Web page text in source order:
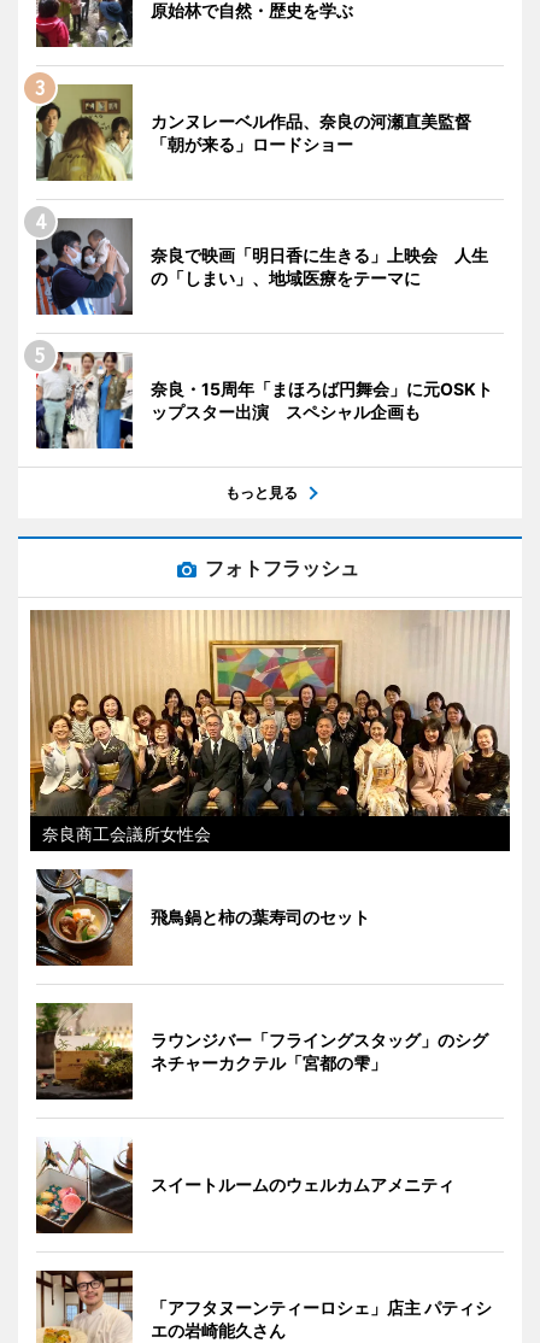
原始林で自然・歴史を学ぶ
カンヌレーベル作品、奈良の河瀬直美監督
「朝が来る」ロードショー
奈良で映画「明日香に生きる」上映会 人生
の「しまい」、地域医療をテーマに
奈良・15周年「まほろば円舞会」に元OSKト
ップスター出演 スペシャル企画も
もっと見る
フォトフラッシュ
奈良商工会議所女性会
飛鳥鍋と柿の葉寿司のセット
ラウンジバー「フライングスタッグ」のシグ
ネチャーカクテル「宮都の雫」
スイートルームのウェルカムアメニティ
「アフタヌーンティーロシェ」店主 パティシ
エの岩崎能久さん